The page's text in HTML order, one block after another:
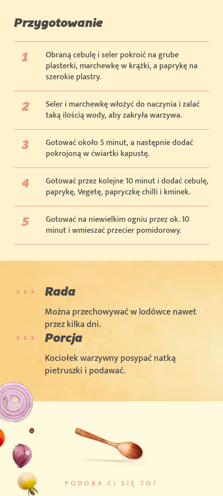
Przygotowanie
Obraną cebulę i seler pokroić na grube
plasterki, marchewkę w krążki, a paprykę na
szerokie plastry.
Seler i marchewkę włożyć do naczynia i zalać
taką ilością wody, aby zakryła warzywa.
Gotować około 5 minut, a następnie dodać
pokrojoną w ćwiartki kapustę.
Gotować przez kolejne 10 minut i dodać cebulę,
paprykę, Vegetę, papryczkę chilli i kminek.
Gotować na niewielkim ogniu przez ok. 10
minut i wmieszać przecier pomidorowy.
Rada
Można przechowywać w lodówce nawet
przez kilka dni.
Porcja
Kociołek warzywny posypać natką
pietruszki i podawać.
PODOBA CI SIĘ TO?